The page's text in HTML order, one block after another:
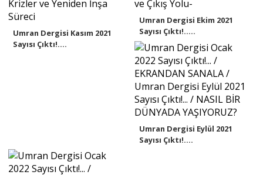
Umran Dergisi Kasım 2021
Sayısı Çıktı!....
Umran Dergisi Ekim 2021
Sayısı Çıktı!.....
Umran Dergisi Eylül 2021
Sayısı Çıktı!....